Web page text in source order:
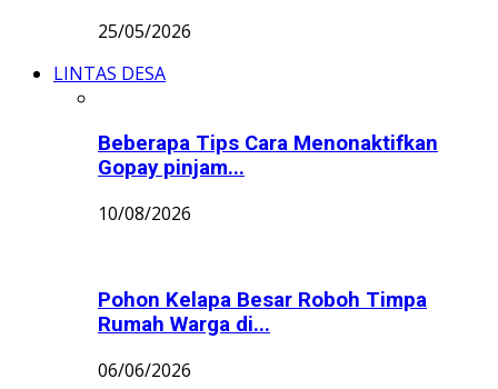
25/05/2026
LINTAS DESA
Beberapa Tips Cara Menonaktifkan
Gopay pinjam...
10/08/2026
Pohon Kelapa Besar Roboh Timpa
Rumah Warga di...
06/06/2026